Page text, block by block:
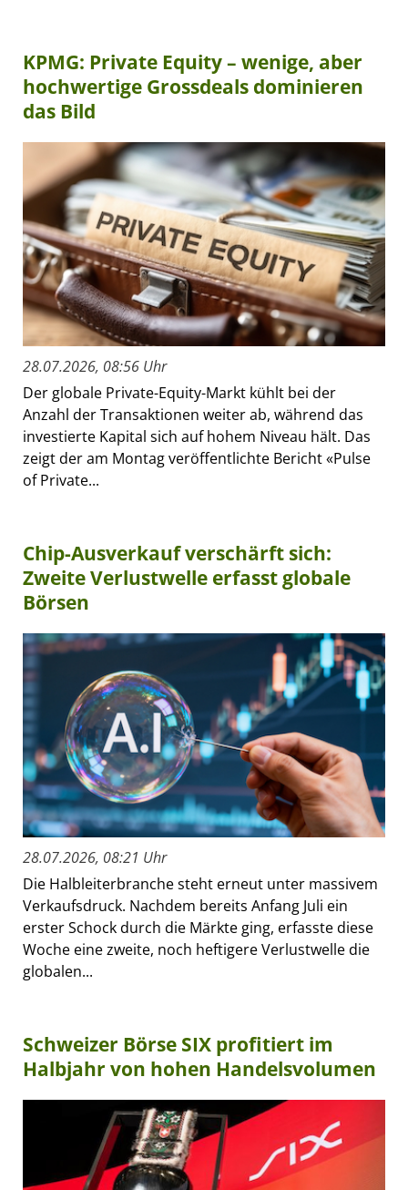
KPMG: Private Equity – wenige, aber
hochwertige Grossdeals dominieren
das Bild
28.07.2026, 08:56 Uhr
Der globale Private-Equity-Markt kühlt bei der
Anzahl der Transaktionen weiter ab, während das
investierte Kapital sich auf hohem Niveau hält. Das
zeigt der am Montag veröffentlichte Bericht «Pulse
of Private...
Chip-Ausverkauf verschärft sich:
Zweite Verlustwelle erfasst globale
Börsen
28.07.2026, 08:21 Uhr
Die Halbleiterbranche steht erneut unter massivem
Verkaufsdruck. Nachdem bereits Anfang Juli ein
erster Schock durch die Märkte ging, erfasste diese
Woche eine zweite, noch heftigere Verlustwelle die
globalen...
Schweizer Börse SIX profitiert im
Halbjahr von hohen Handelsvolumen